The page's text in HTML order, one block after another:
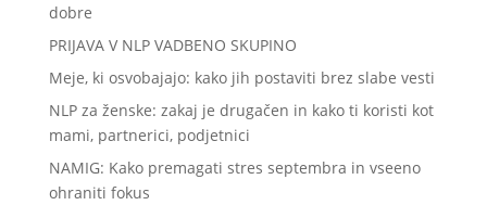
dobre
PRIJAVA V NLP VADBENO SKUPINO
Meje, ki osvobajajo: kako jih postaviti brez slabe vesti
NLP za ženske: zakaj je drugačen in kako ti koristi kot
mami, partnerici, podjetnici
NAMIG: Kako premagati stres septembra in vseeno
ohraniti fokus